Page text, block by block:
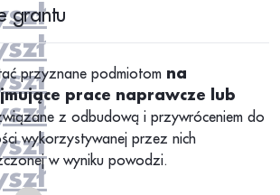
grantu
przyznane podmiotom na
prace naprawcze lub
z odbudową i przywróceniem do
wykorzystywanej przez nich
w wyniku powodzi.